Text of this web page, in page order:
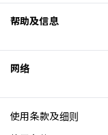
Excellence Awards
博客
帮助及信息
网络
使用条款及细则